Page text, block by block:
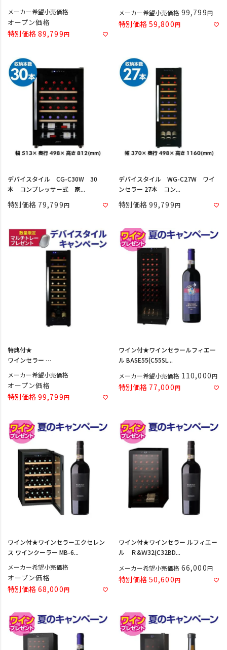
メーカー希望小売価格
オープン価格
特別価格 89,799
メーカー希望小売価格 99,799
特別価格 59,800
デバイスタイル CG-C30W 30
本 コンプレッサー式 家...
特別価格 79,799
デバイスタイル WG-C27W ワイ
ンセラー 27本 コン...
特別価格 99,799
特典付★
ワインセラー
メーカー希望小売価格
オープン価格
特別価格 99,799
ワイン付★ワインセラールフィエー
ル BASE55(C55SL...
メーカー希望小売価格 110,000
特別価格 77,000
ワイン付★ワインセラーエクセレン
ス ワインクーラー MB-6...
メーカー希望小売価格
オープン価格
特別価格 68,000
ワイン付★ワインセラー ルフィエー
ル Ｒ&Ｗ32(C32BD...
メーカー希望小売価格 66,000
特別価格 50,600